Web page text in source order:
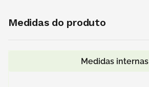
Medidas do produto
Medidas internas